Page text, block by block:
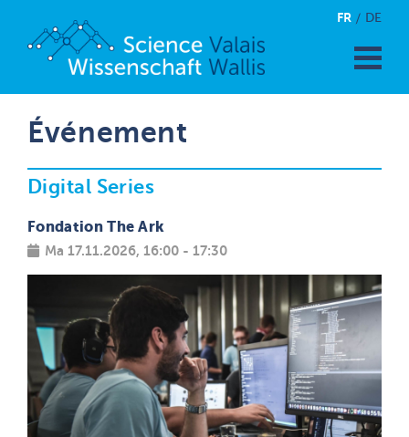
FR DE
Événement
Digital Series
Fondation The Ark
Ma 17.11.2026, 16:00 - 17:30